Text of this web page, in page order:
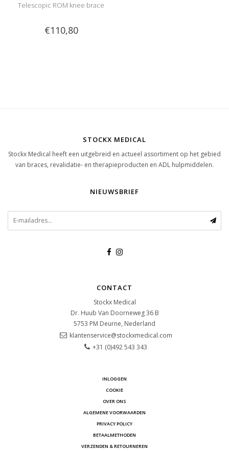
Telescopic ROM knee brace
€110,80
STOCKX MEDICAL
Stockx Medical heeft een uitgebreid en actueel assortiment op het gebied
van braces, revalidatie- en therapieproducten en ADL hulpmiddelen.
NIEUWSBRIEF
CONTACT
Stockx Medical
Dr. Huub Van Doorneweg 36 B
5753 PM Deurne, Nederland
klantenservice@stockxmedical.com
+31 (0)492 543 343
INLOGGEN
COOKIE
OVER ONS
ALGEMENE VOORWAARDEN
PRIVACY POLICY
BETAALMETHODEN
VERZENDEN & RETOURNEREN